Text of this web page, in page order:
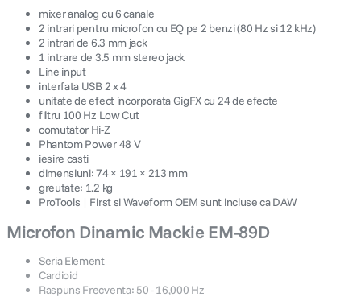
6. lavaliera
7. sony fx
8. card memorie
9. dji mic mini
10. dji osmo
mixer analog cu 6 canale
2 intrari pentru microfon cu EQ pe 2 benzi (80 Hz si 12 kHz)
2 intrari de 6.3 mm jack
1 intrare de 3.5 mm stereo jack
Line input
interfata USB 2 x 4
unitate de efect incorporata GigFX cu 24 de efecte
filtru 100 Hz Low Cut
comutator Hi-Z
Phantom Power 48 V
iesire casti
dimensiuni: 74 × 191 × 213 mm
greutate: 1.2 kg
ProTools | First si Waveform OEM sunt incluse ca DAW
Microfon Dinamic Mackie EM-89D
Seria Element
Cardioid
Raspuns Frecventa: 50 - 16,000 Hz